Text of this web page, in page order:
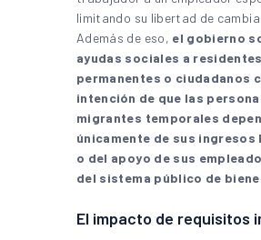
limitando su libertad de
Además de eso, el gobierno
ayudas sociales a residentes
permanentes o ciudadanos
intención de que las
migrantes temporales
únicamente de sus ingresos
o del apoyo de sus
del sistema público de
El impacto de requisitos